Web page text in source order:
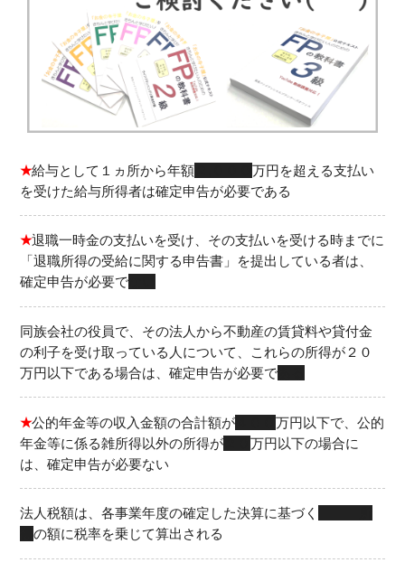
★給与として１ヵ所から年額２,０００ 万円を超える支払い
を受けた給与所得者は確定申告が必要である
★退職一時金の支払いを受け、その支払いを受ける時までに
「退職所得の受給に関する申告書」を提出している者は、
確定申告が必要でない
同族会社の役員で、その法人から不動産の賃貸料や貸付金
の利子を受け取っている人について、これらの所得が２０
万円以下である場合は、確定申告が必要である
★公的年金等の収入金額の合計額が４００ 万円以下で、公的
年金等に係る雑所得以外の所得が２０ 万円以下の場合に
は、確定申告が必要ない
法人税額は、各事業年度の確定した決算に基づく
の額に税率を乗じて算出される